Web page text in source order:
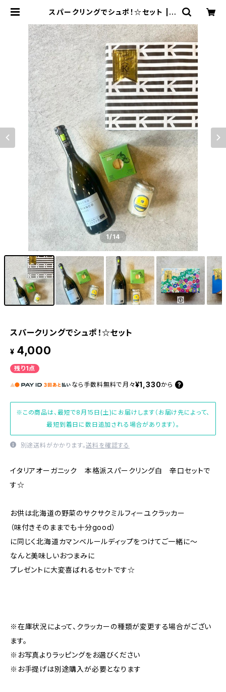
スパークリングでシュポ！☆セット | K
1/14
スパークリングでシュポ！☆セット
¥ 4,000
残り1点
なら 手数料無料で 月々¥1,330から
※この商品は、最短で8月15日(土)にお届けします（お届け先によって、
最短到着日に数日追加される場合があります）。
別途送料がかかります。送料を確認する
イタリアオーガニック 本格派スパークリング白 辛口セットで
す☆
お供は北海道の野菜のサクサクミルフィーユクラッカー
（味付きそのままでも十分good）
に同じく北海道カマンベルールディップをつけてご一緒に～
なんと美味しいおつまみに
プレゼントに大変喜ばれるセットです☆
※在庫状況によって、クラッカーの種類が変更する場合がござい
ます。
※お写真よりラッピングをお選びください
※お手提げは別途購入が必要となります